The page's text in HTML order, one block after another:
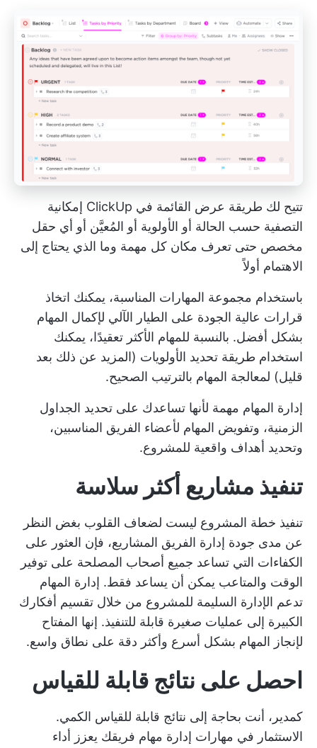
تتيح لك طريقة عرض القائمة في ClickUp إمكانية
التصفية حسب الحالة أو الأولوية أو المُعيَّن أو أي حقل
مخصص حتى تعرف مكان كل مهمة وما الذي يحتاج إلى
الاهتمام أولاً
باستخدام مجموعة المهارات المناسبة، يمكنك اتخاذ
قرارات عالية الجودة على الطيار الآلي لإكمال المهام
بشكل أفضل. بالنسبة للمهام الأكثر تعقيدًا، يمكنك
استخدام طريقة تحديد الأولويات (المزيد عن ذلك بعد
قليل) لمعالجة المهام بالترتيب الصحيح.
إدارة المهام مهمة لأنها تساعدك على تحديد الجداول
الزمنية، وتفويض المهام لأعضاء الفريق المناسبين،
وتحديد أهداف واقعية للمشروع.
تنفيذ مشاريع أكثر سلاسة
تنفيذ خطة المشروع ليست لضعاف القلوب بغض النظر
عن مدى جودة إدارة الفريق المشاريع، فإن العثور على
الكفاءات التي تساعد جميع أصحاب المصلحة على توفير
الوقت والمتاعب يمكن أن يساعد فقط. إدارة المهام
تدعم الإدارة السليمة للمشروع من خلال تقسيم أفكارك
الكبيرة إلى عمليات صغيرة قابلة للتنفيذ. إنها المفتاح
لإنجاز المهام بشكل أسرع وأكثر دقة على نطاق واسع.
احصل على نتائج قابلة للقياس
كمدير، أنت بحاجة إلى نتائج قابلة للقياس الكمي.
الاستثمار في مهارات إدارة مهام فريقك يعزز أداء